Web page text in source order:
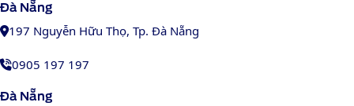
Đà Nẵng
197 Nguyễn Hữu Thọ, Tp. Đà Nẵng
0905 197 197
Đà Nẵng